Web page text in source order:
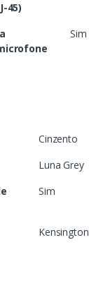
45)
Sim
Cinzento
Luna Grey
Sim
Kensington